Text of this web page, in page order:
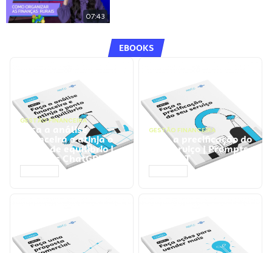
07:43
EBOOKS
GESTÃO FINANCEIRA
Faça a análise
financeira e atinja o
ponto de equilíbrio |
Prompts ChatGPT
GESTÃO FINANCEIRA
Faça a precificação do
seu serviço | Prompts
ChatGPT